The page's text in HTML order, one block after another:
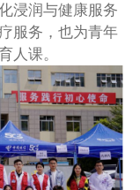
浸润与健康服务
服务，也为青年
人课。